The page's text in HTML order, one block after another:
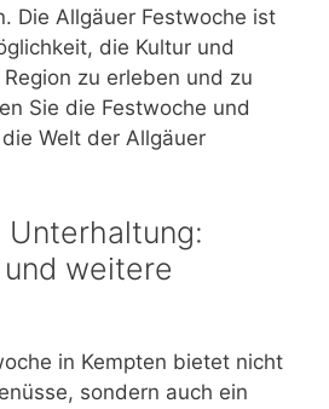
Die Allgäuer Festwoche ist
die Kultur und
zu erleben und zu
Sie die Festwoche und
Welt der Allgäuer
Unterhaltung:
weitere
in Kempten bietet nicht
sondern auch ein